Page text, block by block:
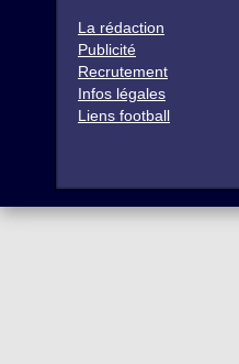
La rédaction
Publicité
Recrutement
Infos légales
Liens football